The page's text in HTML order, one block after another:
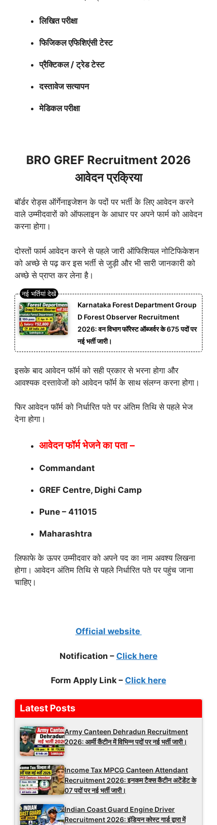
लिखित परीक्षा
फिजिकल एफिशिएंसी टेस्ट
प्रैक्टिकल / ट्रेड टेस्ट
दस्तावेज सत्यापन
मेडिकल परीक्षा
BRO GREF Recruitment 2026
आवेदन प्रक्रिया
बॉर्डर रोड्स ऑर्गेनाइजेशन के पदों पर भर्ती के लिए आवेदन करने
वाले उम्मीदवारों को ऑफलाइन के आधार पर अपने फार्म को आवेदन
करना होगा।
दोस्तों फार्म आवेदन करने से पहले जारी ऑफिशियल नोटिफिकेशन
को अच्छे से पढ़ कर इस भर्ती से जुड़ी और भी सारी जानकारी को
अच्छे से प्राप्त कर लेना है।
Karnataka Forest Department Group
D Forest Observer Recruitment
2026: वन विभाग फॉरेस्ट ऑब्जर्वर के 675 पदों पर
नई भर्ती जारी।
इसके बाद आवेदन फॉर्म को सही प्रकार से भरना होगा और
आवश्यक दस्तावेजों को आवेदन फॉर्म के साथ संलग्न करना होगा।
फिर आवेदन फॉर्म को निर्धारित पते पर अंतिम तिथि से पहले भेज
देना होगा।
आवेदन फॉर्म भेजने का पता –
Commandant
GREF Centre, Dighi Camp
Pune – 411015
Maharashtra
लिफाफे के ऊपर उम्मीदवार को अपने पद का नाम अवश्य लिखना
होगा। आवेदन अंतिम तिथि से पहले निर्धारित पते पर पहुंच जाना
चाहिए।
Official website
Notification – Click here
Form Apply Link – Click here
Latest Posts
Army Canteen Dehradun Recruitment
2026: आर्मी कैंटीन में विभिन्न पदों पर नई भर्ती जारी।
Income Tax MPCG Canteen Attendant
Recruitment 2026: इनकम टैक्स कैंटीन अटेंडेंट के
07 पदों पर नई भर्ती जारी।
Indian Coast Guard Engine Driver
Recruitment 2026: इंडियन कोस्ट गार्ड द्वारा में